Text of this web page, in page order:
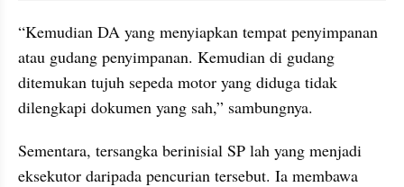
“Kemudian DA yang menyiapkan tempat penyimpanan
atau gudang penyimpanan. Kemudian di gudang
ditemukan tujuh sepeda motor yang diduga tidak
dilengkapi dokumen yang sah,” sambungnya.
Sementara, tersangka berinisial SP lah yang menjadi
eksekutor daripada pencurian tersebut. Ia membawa